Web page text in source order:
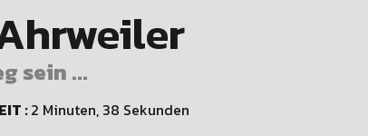
sein ...
:2 Minuten, 38 Sekunden